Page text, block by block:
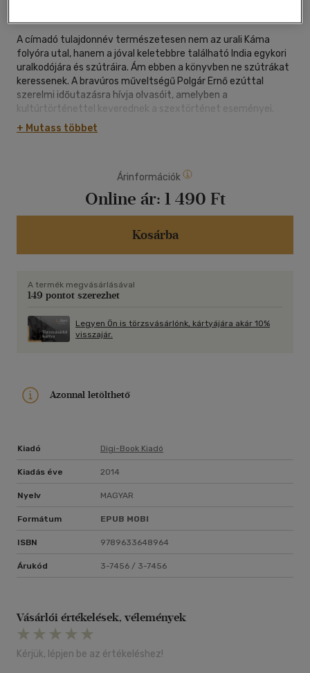
A címadó tulajdonnév természetesen nem az urali Káma
folyóra utal, hanem a jóval keletebbre található India egykori
uralkodójára és szútráira. Ám ebben a könyvben ne szútrákat
keressenek. A bravúros műveltségű Polgár Ernő ezúttal
szerelmi időutazásra hívja olvasóit, amelyben a
kultúrtörténettel keverednek a szextörténet eseményei.
Káma herceg évszázadokon át utazik, kontinensről-
kontinesre, hogy kalandjait elmesélje, melyek hol szerelmi
+ Mutass többet
Árinformációk
Online ár: 1 490 Ft
Kosárba
A termék megvásárlásával
149 pontot szerezhet
Legyen Ön is törzsvásárlónk, kártyájára akár 10%
visszajár.
Azonnal letölthető
Kiadó Digi-Book Kiadó
Kiadás éve 2014
Nyelv MAGYAR
Formátum EPUB MOBI
ISBN 9789633648964
Árukód 3-7456 / 3-7456
Vásárlói értékelések, vélemények
Kérjük, lépjen be az értékeléshez!